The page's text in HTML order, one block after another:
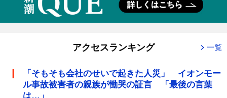
アクセスランキング 一覧
「そもそも会社のせいで起きた人災」 イオンモー
ル事故被害者の親族が慟哭の証言 「最後の言葉
は…」